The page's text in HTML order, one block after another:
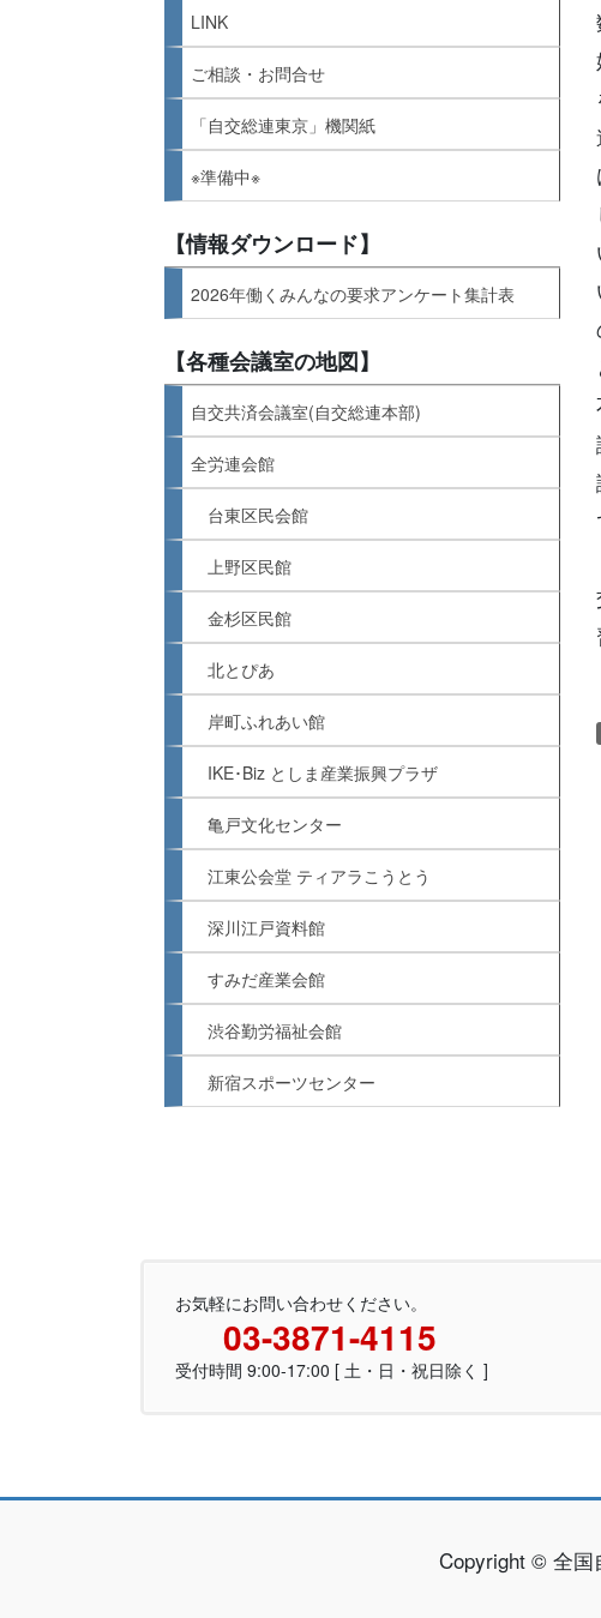
LINK
ご相談・お問合せ
「自交総連東京」機関紙
※準備中※
【情報ダウンロード】
2026年働くみんなの要求アンケート集計表
【各種会議室の地図】
自交共済会議室(自交総連本部)
全労連会館
台東区民会館
上野区民館
金杉区民館
北とぴあ
岸町ふれあい館
IKE･Biz としま産業振興プラザ
亀戸文化センター
江東公会堂 ティアラこうとう
深川江戸資料館
すみだ産業会館
渋谷勤労福祉会館
新宿スポーツセンター
お気軽にお問い合わせください。
03-3871-4115
受付時間 9:00-17:00 [ 土・日・祝日除く ]
Copyright © 全国